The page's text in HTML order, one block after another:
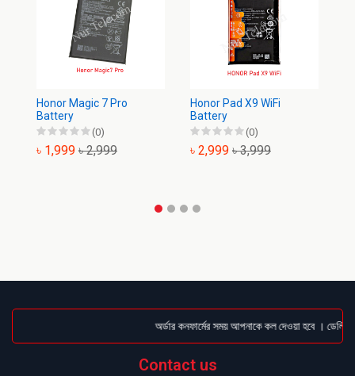
Honor Magic 7 Pro
Battery
(0)
৳ 1,999 ৳ 2,999
Honor Pad X9 WiFi
Battery
(0)
৳ 2,999 ৳ 3,999
অর্ডার কনফার্মের সময় আপনাকে কল দেওয়া হবে ।
Contact us